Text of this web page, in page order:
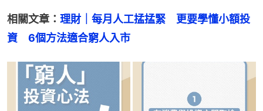
相關文章： 理財｜每月人工掹掹緊　更要學懂小額投
資　6個方法適合窮人入市